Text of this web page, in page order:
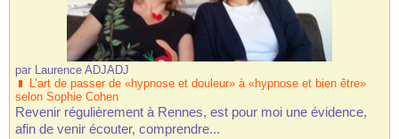
par Laurence ADJADJ
L’art de passer de «hypnose et douleur» à «hypnose et bien être»
selon Sophie Cohen
Revenir régulièrement à Rennes, est pour moi une évidence,
afin de venir écouter, comprendre...